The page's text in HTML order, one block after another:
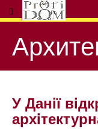
У Данiї